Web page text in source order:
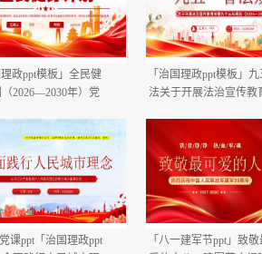
理政ppt模板」全民健
（2026—2030年）党
「治国理政ppt模板」
法关于开展法治宣传教
整内容」.pptx
课ppt「治国理政ppt
「八一建军节ppt」致敬